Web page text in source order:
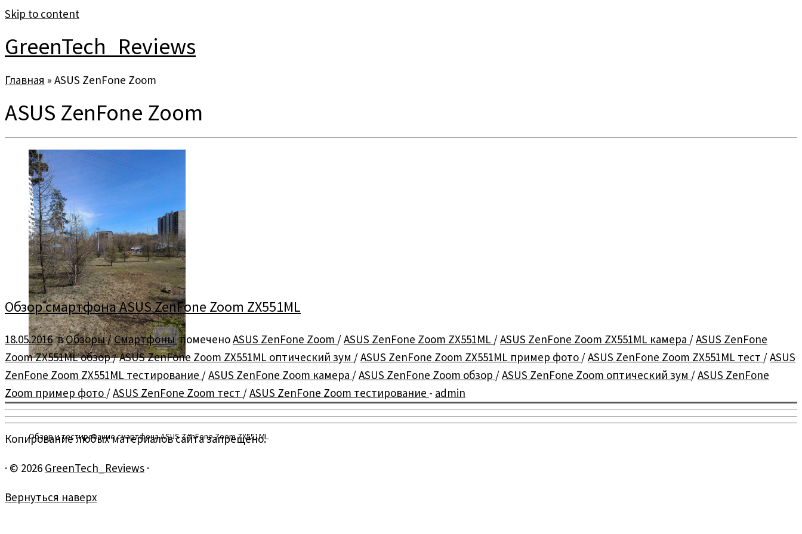
Skip to content
GreenTech_Reviews
Главная » ASUS ZenFone Zoom
ASUS ZenFone Zoom
Обзор и тестирование смартфона ASUS ZenFone Zoom ZX551ML
Обзор смартфона ASUS ZenFone Zoom ZX551ML
18.05.2016вОбзоры/СмартфоныпомеченоASUS ZenFone Zoom /ASUS ZenFone Zoom ZX551ML /ASUS ZenFone Zoom ZX551ML камера /ASUS ZenFone
Zoom ZX551ML обзор/ASUS ZenFone Zoom ZX551ML оптический зум /ASUS ZenFone Zoom ZX551ML пример фото /ASUS ZenFone Zoom ZX551ML тест /ASUS
ZenFone Zoom ZX551ML тестирование /ASUS ZenFone Zoom камера /ASUS ZenFone Zoom обзор /ASUS ZenFone Zoom оптический зум /ASUS ZenFone
Zoom пример фото /ASUS ZenFone Zoom тест /ASUS ZenFone Zoom тестирование - admin
Копирование любых материалов сайта запрещено.
· © 2026 GreenTech_Reviews ·
Вернуться наверх